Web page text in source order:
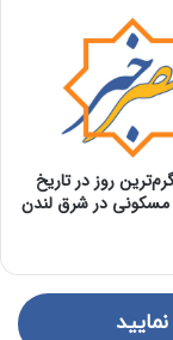
روز در تاریخ
مسکونی در شرق لندن